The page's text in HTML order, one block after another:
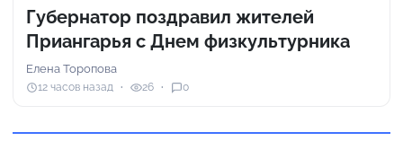
Губернатор поздравил жителей
Приангарья с Днем физкультурника
Елена Торопова
12 часов назад 26 0